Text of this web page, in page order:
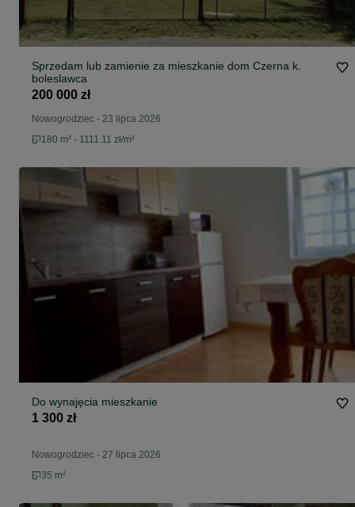
Sprzedam lub zamienie za mieszkanie dom Czerna k.
boleslawca
200 000 zł
Nowogrodziec - 23 lipca 2026
180 m² - 1111.11 zł/m²
Do wynajęcia mieszkanie
1 300 zł
Nowogrodziec - 27 lipca 2026
35 m²